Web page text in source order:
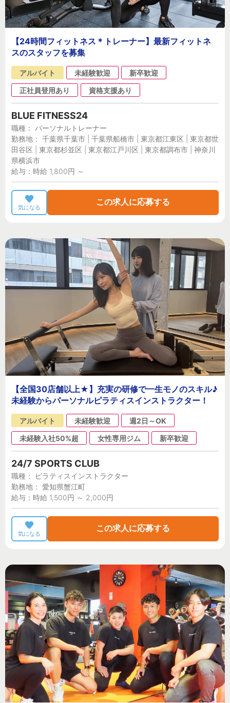
【24時間フィットネス＊トレーナー】最新フィットネ
スのスタッフを募集
アルバイト 未経験歓迎
新卒歓迎
正社員登用あり
資格支援あり
BLUE FITNESS24
職種： パーソナルトレーナー
勤務地： 千葉県千葉市 | 千葉県船橋市 | 東京都江東区 | 東京都世
田谷区 | 東京都杉並区 | 東京都江戸川区 | 東京都調布市 | 神奈川
県横浜市
給与：時給 1,800円 ～
気になる
この求人に応募する
【全国30店舗以上★】充実の研修で一生モノのスキル♪
未経験からパーソナルピラティスインストラクター！
アルバイト 未経験歓迎
週2日～OK
未経験入社50%超
女性専用ジム 新卒歓迎
24/7 SPORTS CLUB
職種： ピラティスインストラクター
勤務地： 愛知県蟹江町
給与：時給 1,500円 ～ 2,000円
気になる
この求人に応募する